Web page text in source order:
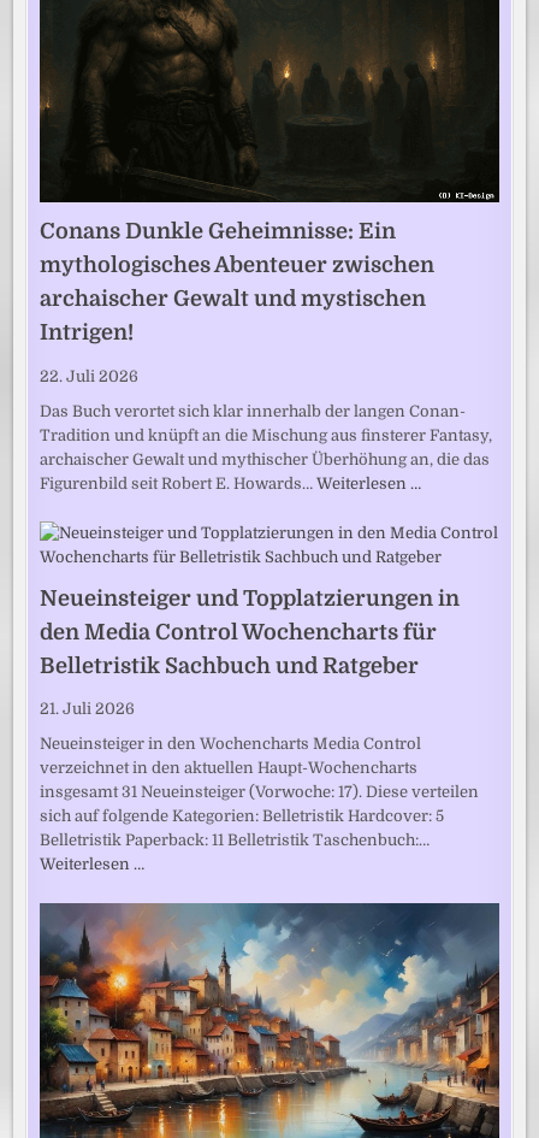
Conans Dunkle Geheimnisse: Ein
mythologisches Abenteuer zwischen
archaischer Gewalt und mystischen
Intrigen!
22. Juli 2026
Das Buch verortet sich klar innerhalb der langen Conan-
Tradition und knüpft an die Mischung aus finsterer Fantasy,
archaischer Gewalt und mythischer Überhöhung an, die das
Figurenbild seit Robert E. Howards…Weiterlesen …
Neueinsteiger und Topplatzierungen in
den Media Control Wochencharts für
Belletristik Sachbuch und Ratgeber
21. Juli 2026
Neueinsteiger in den Wochencharts Media Control
verzeichnet in den aktuellen Haupt-Wochencharts
insgesamt 31 Neueinsteiger (Vorwoche: 17). Diese verteilen
sich auf folgende Kategorien: Belletristik Hardcover: 5
Belletristik Paperback: 11 Belletristik Taschenbuch:…
Weiterlesen …